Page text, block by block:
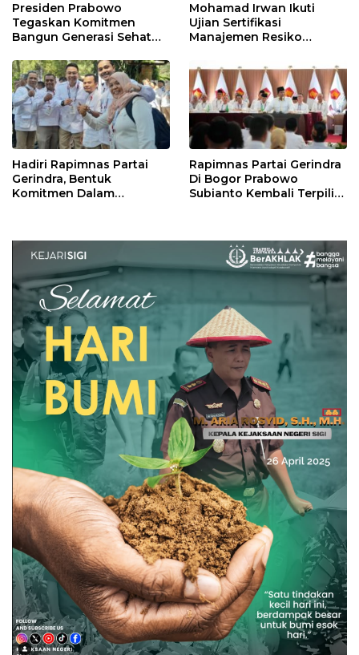
Presiden Prabowo
Tegaskan Komitmen
Bangun Generasi Sehat
Mohamad Irwan Ikuti
Ujian Sertifikasi
Manajemen Resiko
Hadiri Rapimnas Partai
Gerindra, Bentuk
Komitmen Dalam
Rapimnas Partai Gerindra
Di Bogor Prabowo
Subianto Kembali Terpilih